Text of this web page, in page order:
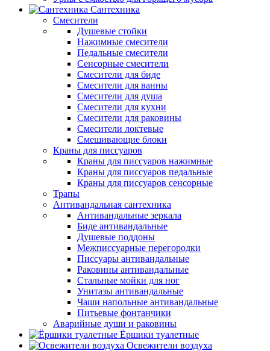
Сантехника
Смесители
Душевые стойки
Нажимные смесители
Педальные смесители
Сенсорные смесители
Смесители для биде
Смесители для ванны
Смесители для душа
Смесители для кухни
Смесители для раковины
Смесители локтевые
Смешивающие блоки
Краны для писсуаров
Краны для писсуаров нажимные
Краны для писсуаров педальные
Краны для писсуаров сенсорные
Трапы
Антивандальная сантехника
Антивандальные зеркала
Биде антивандальные
Душевые поддоны
Межписсуарные перегородки
Писсуары антивандальные
Раковины антивандальные
Стальные мойки для ног
Унитазы антивандальные
Чаши напольные антивандальные
Питьевые фонтанчики
Аварийные души и раковины
Ёршики туалетные
Освежители воздуха